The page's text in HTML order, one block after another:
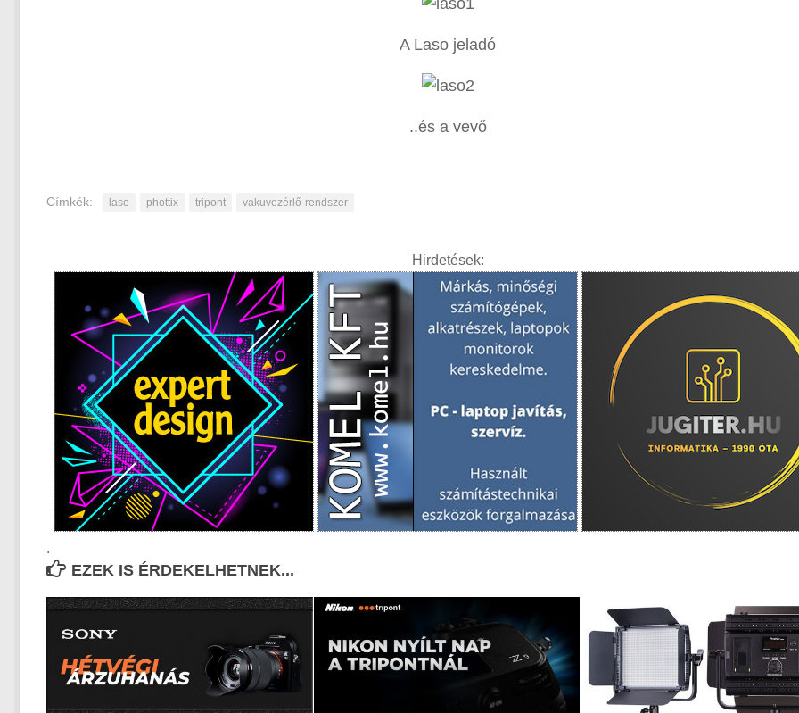
A Laso jeladó
..és a vevő
Címkék: laso phottix tripont vakuvezérlő-rendszer
Hirdetések:
.
EZEK IS ÉRDEKELHETNEK...